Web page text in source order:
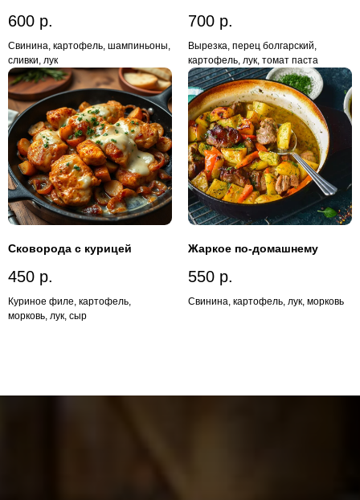
600 р.
Свинина, картофель, шампиньоны,
сливки, лук
700 р.
Вырезка, перец болгарский,
картофель, лук, томат паста
Сковорода с курицей
450 р.
Куриное филе, картофель,
морковь, лук, сыр
Жаркое по-домашнему
550 р.
Свинина, картофель, лук, морковь